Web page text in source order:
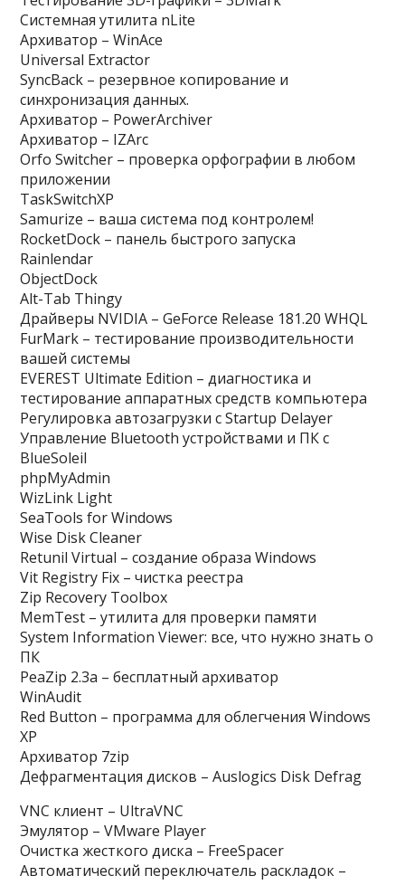
Системная утилита nLite
Архиватор – WinAce
Universal Extractor
SyncBack – резервное копирование и
синхронизация данных.
Архиватор – PowerArchiver
Архиватор – IZArc
Orfo Switcher – проверка орфографии в любом
приложении
TaskSwitchXP
Samurize – ваша система под контролем!
RocketDock – панель быстрого запуска
Rainlendar
ObjectDock
Alt-Tab Thingy
Драйверы NVIDIA – GeForce Release 181.20 WHQL
FurMark – тестирование производительности
вашей системы
EVEREST Ultimate Edition – диагностика и
тестирование аппаратных средств компьютера
Регулировка автозагрузки с Startup Delayer
Управление Bluetooth устройствами и ПК с
BlueSoleil
phpMyAdmin
WizLink Light
SeaTools for Windows
Wise Disk Cleaner
Retunil Virtual – создание образа Windows
Vit Registry Fix – чистка реестра
Zip Recovery Toolbox
MemTest – утилита для проверки памяти
System Information Viewer: все, что нужно знать о
ПК
PeaZip 2.3a – бесплатный архиватор
WinAudit
Red Button – программа для облегчения Windows
XP
Архиватор 7zip
Дефрагментация дисков – Auslogics Disk Defrag
VNC клиент – UltraVNC
Эмулятор – VMware Player
Очистка жесткого диска – FreeSpacer
Автоматический переключатель раскладок –